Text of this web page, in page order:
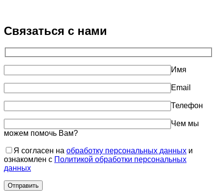
Связаться с нами
Имя
Email
Телефон
Чем мы
можем помочь Вам?
Я согласен на обработку персональных данных и
ознакомлен с Политикой обработки персональных
данных